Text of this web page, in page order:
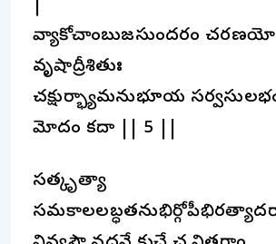
వ్యాకోచాంబుజసుందరం
వృషాద్రీశితుః
చక్షుర్భ్యామనుభూయ
మోదం కదా || 5 ||
సత్కృత్యా